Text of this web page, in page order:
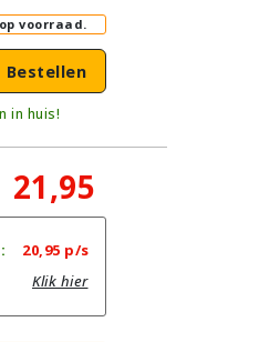
voorraad.
Bestellen
in huis!
21,95
: 20,95 p/s
Klik hier